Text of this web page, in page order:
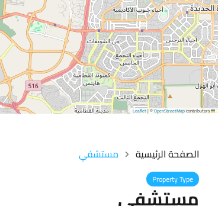
Leaflet
|©OpenStreetMapcontributors
الصفحة الرئيسية مستشفي
Property Type
مستشفي